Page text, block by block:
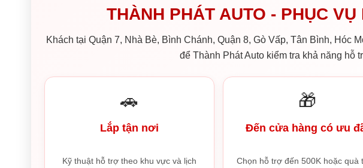
THÀNH PHÁT AUTO - PHỤC
Khách tại Quận 7, Nhà Bè, Bình Chánh, Quận 8, Gò Vấp, Tân Bình, Hóc
để Thành Phát Auto kiểm tra khả năng hỗ
🚗
Lắp tận nơi
Kỹ thuật hỗ trợ theo khu vực và lịch
🎁
Đến cửa hàng có ưu
Chọn hỗ trợ đến 500K hoặc quà